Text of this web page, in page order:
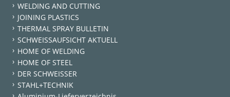
WELDING AND CUTTING
JOINING PLASTICS
THERMAL SPRAY BULLETIN
SCHWEISSAUFSICHT AKTUELL
HOME OF WELDING
HOME OF STEEL
DER SCHWEISSER
STAHL+TECHNIK